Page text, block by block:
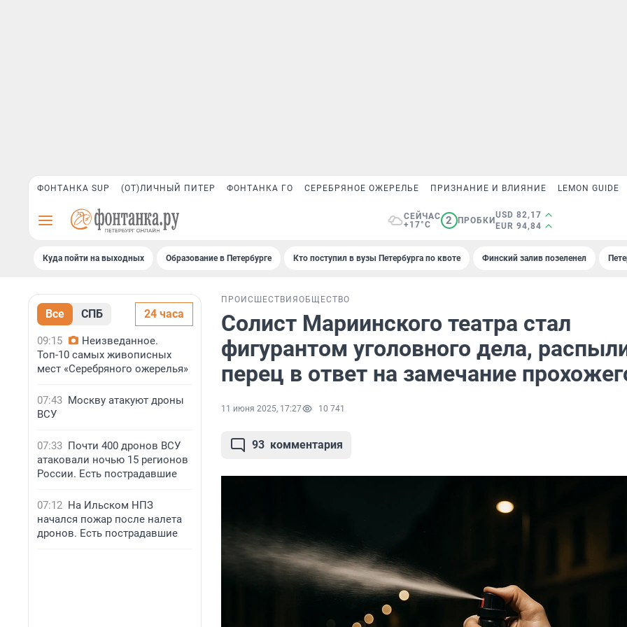
ФОНТАНКА SUP (ОТ)ЛИЧНЫЙ ПИТЕР ФОНТАНКА ГО СЕРЕБРЯНОЕ ОЖЕРЕЛЬЕ ПРИЗНАНИЕ И ВЛИЯНИЕ LEMON GUIDE
СЕЙЧАС
+17°C
2 ПРОБКИ
USD 82,17
EUR 94,84
Куда пойти на выходных Образование в Петербурге Кто поступил в вузы Петербурга по квоте Финский залив позеленел
Все СПБ 24 часа
09:15
Неизведанное.
Топ-10 самых живописных
мест «Серебряного ожерелья»
07:43 Москву атакуют дроны
ВСУ
07:33 Почти 400 дронов ВСУ
атаковали ночью 15 регионов
России. Есть пострадавшие
07:12 На Ильском НПЗ
начался пожар после налета
дронов. Есть пострадавшие
ПРОИСШЕСТВИЯ ОБЩЕСТВО
Солист Мариинского театра стал
фигурантом уголовного дела,
перец в ответ на замечание
11 июня 2025, 17:27 10 741
93 комментария